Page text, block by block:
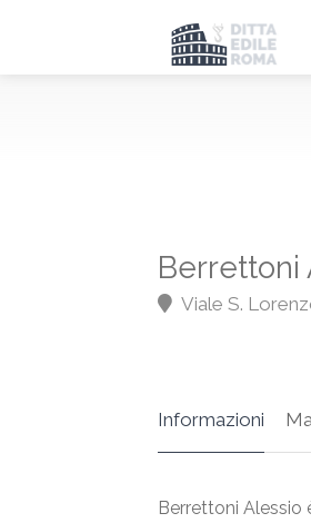
Berrettoni
Viale S.
Informazioni
Berrettoni Alessio